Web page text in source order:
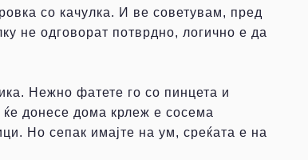
со качулка. И ве советувам, пред
не одговорат потврдно, логично е да
Нежно фатете го со пинцета и
ќе донесе дома крлеж е сосема
Но сепак имајте на ум, среќата е на